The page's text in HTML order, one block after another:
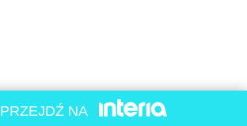
PRZEJDŹ NA